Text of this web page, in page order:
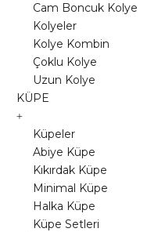
Cam Boncuk Kolye
Kolyeler
Kolye Kombin
Çoklu Kolye
Uzun Kolye
KÜPE
Küpeler
Abiye Küpe
Kıkırdak Küpe
Minimal Küpe
Halka Küpe
Küpe Setleri